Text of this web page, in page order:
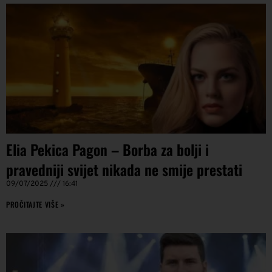
Elia Pekica Pagon – Borba za bolji i
pravedniji svijet nikada ne smije prestati
09/07/2025 16:41
PROČITAJTE VIŠE »